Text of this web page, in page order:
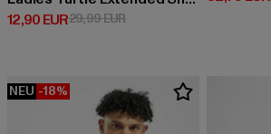
12,90 EUR
Derzeitiger Preis: 12,90 EUR
29,99 EURAktionspreis: 29,99 EUR
NEU -18%